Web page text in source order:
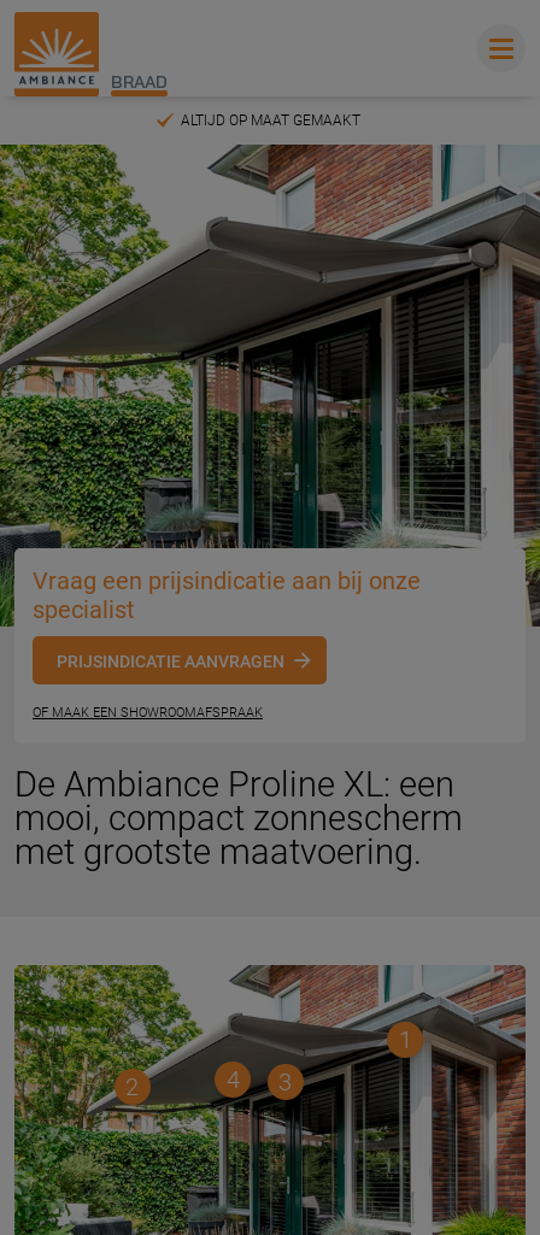
BRAAD
INMETEN EN MONTEREN
Vraag een prijsindicatie aan bij onze
specialist
PRIJSINDICATIE AANVRAGEN
OF MAAK EEN SHOWROOMAFSPRAAK
De Ambiance Proline XL: een
mooi, compact zonnescherm
met grootste maatvoering.
1
2
3
4